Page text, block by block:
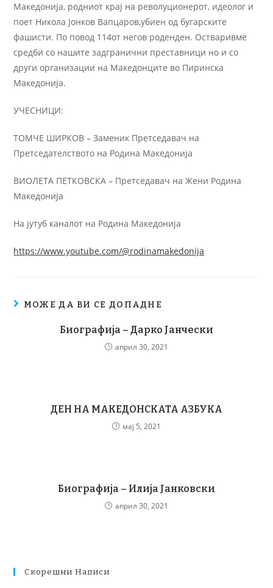
Македонија, родниот крај на револуционерот, идеолог и
поет Никола Јонков Вапцаров,убиен од бугарските
фашисти. По повод 114от негов роденден. Остваривме
средби со нашите задгранични преставници но и со
други организации на Македонците во Пиринска
Македонија.
УЧЕСНИЦИ:
ТОМЧЕ ШИРКОВ – Заменик Претседавач на
Претседателството на Родина Македонија
ВИОЛЕТА ПЕТКОВСКА – Претседавач на Жени Родина
Македонија
На јутуб каналот на Родина Македонија
https://www.youtube.com/@rodinamakedonija
МОЖЕ ДА ВИ СЕ ДОПАДНЕ
Биографија – Дарко Јанчески
април 30, 2021
ДЕН НА МАКЕДОНСКАТА АЗБУКА
мај 5, 2021
Биографија – Илија Јанковски
април 30, 2021
Скорешни Написи